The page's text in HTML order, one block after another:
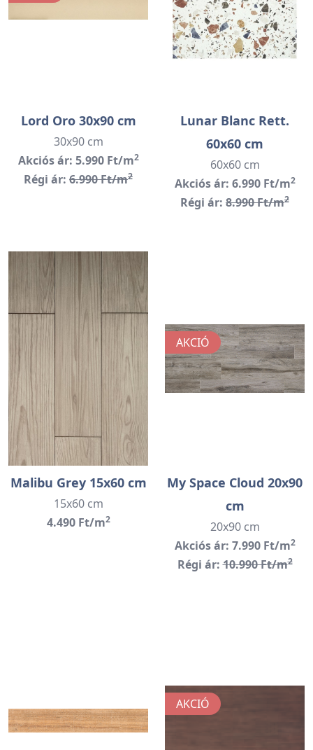
Lord Oro 30x90 cm
30x90 cm
Akciós ár: 5.990 Ft/m2
Régi ár: 6.990 Ft/m2
Lunar Blanc Rett.
60x60 cm
60x60 cm
Akciós ár: 6.990 Ft/m2
Régi ár: 8.990 Ft/m2
Malibu Grey 15x60 cm
15x60 cm
4.490 Ft/m2
AKCIÓ
My Space Cloud 20x90
cm
20x90 cm
Akciós ár: 7.990 Ft/m2
Régi ár:10.990 Ft/m2
AKCIÓ